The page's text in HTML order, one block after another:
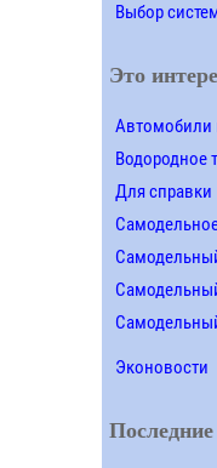
Выбор
Это
Автомобили
Водородное
Для справки
Эконовости
Последние